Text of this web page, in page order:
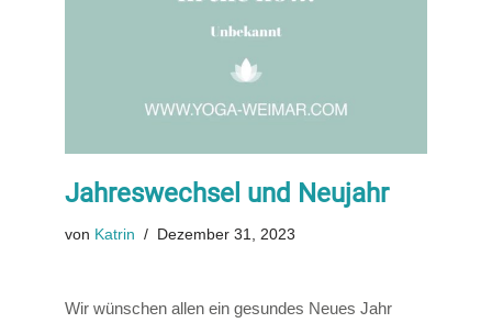
Jahreswechsel und Neujahr
von Katrin Dezember 31, 2023
Wir wünschen allen ein gesundes Neues Jahr